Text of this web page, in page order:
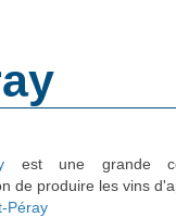
est une grande
de produire les vins
Péray